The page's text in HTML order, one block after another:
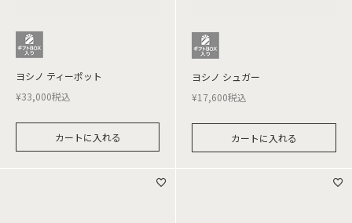
ヨシノ ティーポット
¥33,000税込
カートに入れる
ヨシノ シュガー
¥17,600税込
カートに入れる